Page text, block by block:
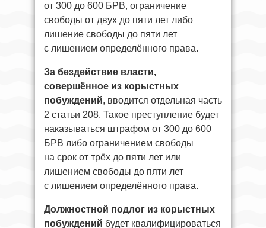
от 300 до 600 БРВ, ограничение
свободы от двух до пяти лет либо
лишение свободы до пяти лет
с лишением определённого права.
За бездействие власти,
совершённое из корыстных
побуждений, вводится отдельная часть
2 статьи 208. Такое преступление будет
наказываться штрафом от 300 до 600
БРВ либо ограничением свободы
на срок от трёх до пяти лет или
лишением свободы до пяти лет
с лишением определённого права.
Должностной подлог из корыстных
побуждений будет квалифицироваться